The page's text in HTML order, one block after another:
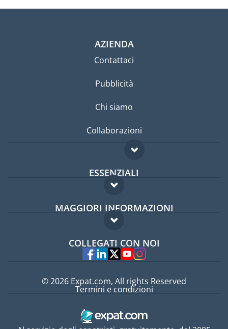
AZIENDA
Contattaci
Pubblicità
Chi siamo
Collaborazioni
ESSENZIALI
Forum per expat
Guida per expat
MAGGIORI INFORMAZIONI
Domande frequenti
Esperti
COLLEGATI CON NOI
© 2026 Expat.com, All rights Reserved
Termini e condizioni